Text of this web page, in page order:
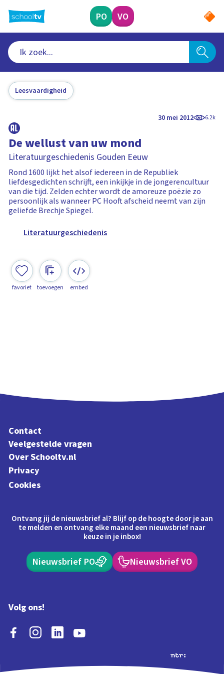
naar
hoofdinhoud
PO VO
Leesvaardigheid
30 mei 2012 6.2k
De wellust van uw mond
Literatuurgeschiedenis Gouden Eeuw
Rond 1600 lijkt het alsof iedereen in de Republiek
liefdesgedichten schrijft, een inkijkje in de jongerencultuur
van die tijd. Zelden echter wordt de amoreuze poëzie zo
persoonlijk als wanneer PC Hooft afscheid neemt van zijn
geliefde Brechje Spiegel.
Literatuurgeschiedenis
favoriet toevoegen embed
Contact
Veelgestelde vragen
Over Schooltv.nl
Privacy
Cookies
Ontvang jij de nieuwsbrief al? Blijf op de hoogte door je aan
te melden en ontvang elke maand een nieuwsbrief naar
keuze in je inbox!
Nieuwsbrief PO Nieuwsbrief VO
Volg ons!